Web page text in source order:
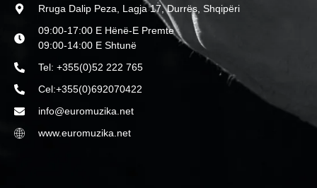
Rruga Dalip Peza, Lagja 17, Durrës, Shqipëri
09:00-17:00 E Hënë-E Premte
09:00-14:00 E Shtunë
Tel: +355(0)52 222 765
Cel:+355(0)692070422
info@euromuzika.net
www.euromuzika.net